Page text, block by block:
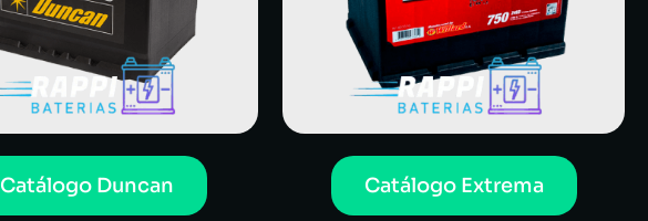
Catálogo Duncan Catálogo Extrema